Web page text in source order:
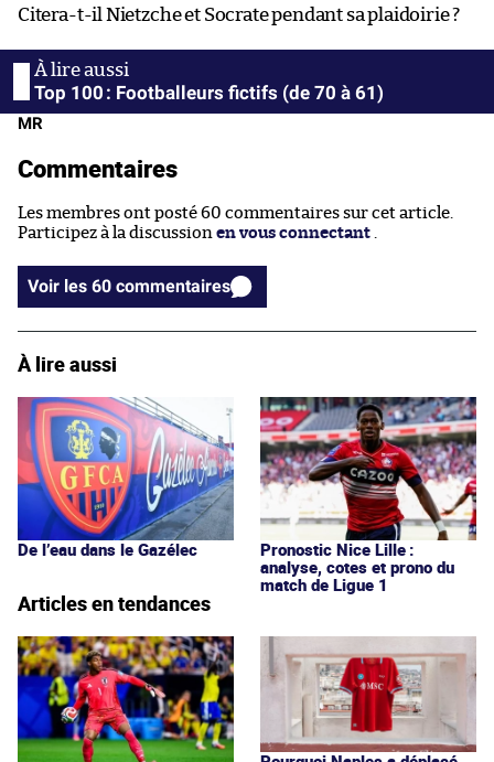
Citera-t-il Nietzche et Socrate pendant sa plaidoirie ?
Top 100 : Footballeurs fictifs (de 70 à 61)
MR
Commentaires
Les membres ont posté 60 commentaires sur cet article.
Participez à la discussion en vous connectant
Voir les 60 commentaires
À lire aussi
De l’eau dans le Gazélec
Pronostic Nice Lille :
analyse, cotes et prono du
match de Ligue 1
Articles en tendances